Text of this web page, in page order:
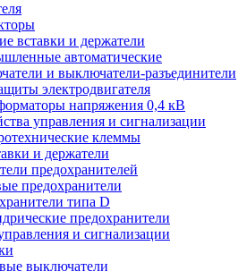
вставки и держатели
автоматические
и выключатели-разъединители
электродвигателя
напряжения 0,4 кВ
управления и сигнализации
клеммы
и держатели
предохранителей
предохранители
типа D
предохранители
и сигнализации
выключатели